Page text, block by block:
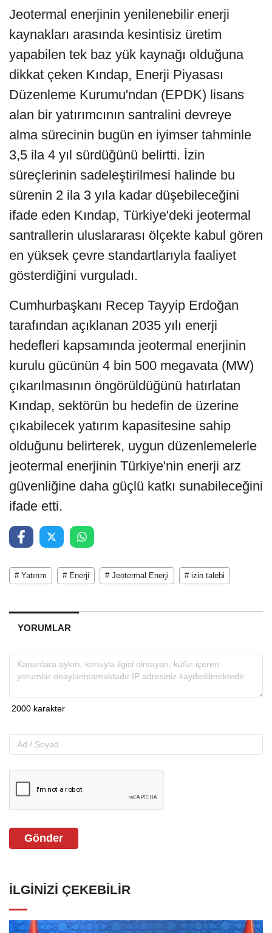
Jeotermal enerjinin yenilenebilir enerji
kaynakları arasında kesintisiz üretim
yapabilen tek baz yük kaynağı olduğuna
dikkat çeken Kındap, Enerji Piyasası
Düzenleme Kurumu'ndan (EPDK) lisans
alan bir yatırımcının santralini devreye
alma sürecinin bugün en iyimser tahminle
3,5 ila 4 yıl sürdüğünü belirtti. İzin
süreçlerinin sadeleştirilmesi halinde bu
sürenin 2 ila 3 yıla kadar düşebileceğini
ifade eden Kındap, Türkiye'deki jeotermal
santrallerin uluslararası ölçekte kabul gören
en yüksek çevre standartlarıyla faaliyet
gösterdiğini vurguladı.
Cumhurbaşkanı Recep Tayyip Erdoğan
tarafından açıklanan 2035 yılı enerji
hedefleri kapsamında jeotermal enerjinin
kurulu gücünün 4 bin 500 megavata (MW)
çıkarılmasının öngörüldüğünü hatırlatan
Kındap, sektörün bu hedefin de üzerine
çıkabilecek yatırım kapasitesine sahip
olduğunu belirterek, uygun düzenlemelerle
jeotermal enerjinin Türkiye'nin enerji arz
güvenliğine daha güçlü katkı sunabileceğini
ifade etti.
# Yatırım # Enerji # Jeotermal Enerji # izin talebi
YORUMLAR
Gönder
İLGINIZI ÇEKEBILIR